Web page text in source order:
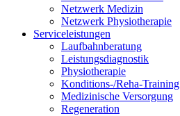
Netzwerk Medizin
Netzwerk Physiotherapie
Serviceleistungen
Laufbahnberatung
Leistungsdiagnostik
Physiotherapie
Konditions-/Reha-Training
Medizinische Versorgung
Regeneration